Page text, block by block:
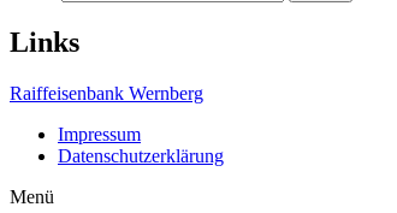
Links
Raiffeisenbank Wernberg
Impressum
Datenschutzerklärung
Menü